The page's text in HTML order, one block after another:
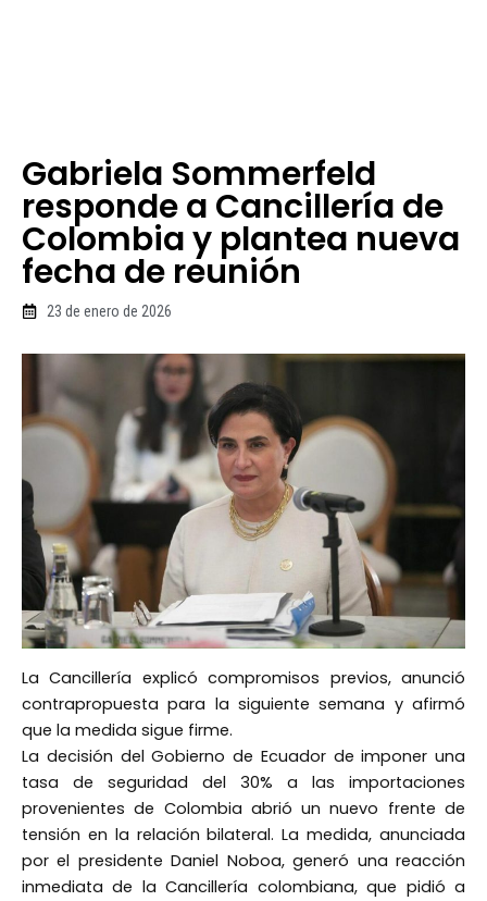
Gabriela Sommerfeld
responde a Cancillería de
Colombia y plantea nueva
fecha de reunión
23 de enero de 2026
La Cancillería explicó compromisos previos, anunció
contrapropuesta para la siguiente semana y afirmó
que la medida sigue firme.
La decisión del Gobierno de Ecuador de imponer una
tasa de seguridad del 30% a las importaciones
provenientes de Colombia abrió un nuevo frente de
tensión en la relación bilateral. La medida, anunciada
por el presidente Daniel Noboa, generó una reacción
inmediata de la Cancillería colombiana, que pidió a